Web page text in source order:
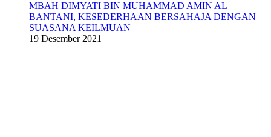
MBAH DIMYATI BIN MUHAMMAD AMIN AL
BANTANI, KESEDERHAAN BERSAHAJA DENGAN
SUASANA KEILMUAN
19 Desember 2021